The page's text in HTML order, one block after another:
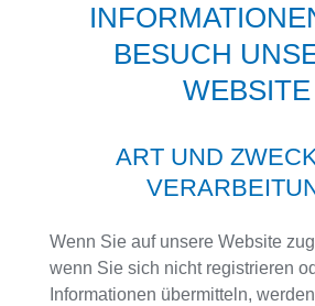
BESUCH
WEBSITE
ART UND
Wenn Sie auf unsere Website
wenn Sie sich nicht registrieren
Informationen übermitteln,